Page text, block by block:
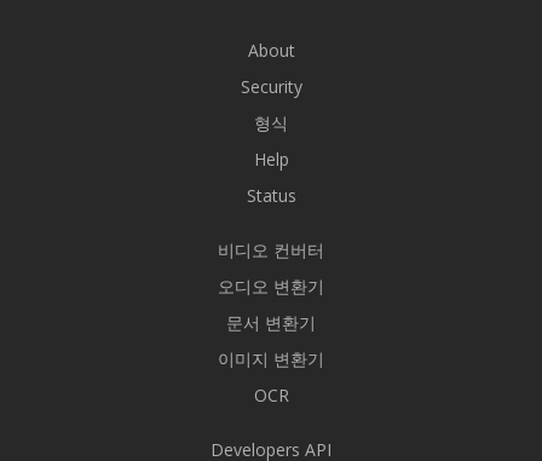
About
Security
형식
Help
Status
비디오 컨버터
오디오 변환기
문서 변환기
이미지 변환기
OCR
Developers API